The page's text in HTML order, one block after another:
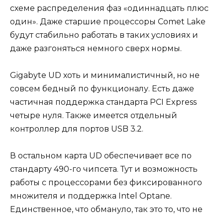
схеме распределения фаз «одиннадцать плюс
один». Даже старшие процессоры Comet Lake
будут стабильно работать в таких условиях и
даже разгоняться немного сверх нормы.
Gigabyte UD хоть и минималистичный, но не
совсем бедный по функционалу. Есть даже
частичная поддержка стандарта PCI Express
четыре нуля. Также имеется отдельный
контроллер для портов USB 3.2.
В остальном карта UD обеспечивает все по
стандарту 490-го чипсета. Тут и возможность
работы с процессорами без фиксированного
множителя и поддержка Intel Optane.
Единственное, что обмануло, так это то, что не